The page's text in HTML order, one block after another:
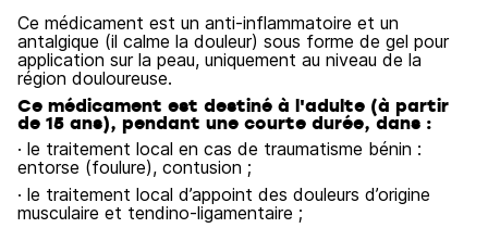
Ce médicament est un anti-inflammatoire et un
antalgique (il calme la douleur) sous forme de gel pour
application sur la peau, uniquement au niveau de la
région douloureuse.
Ce médicament est destiné à l'adulte (à partir
de 15 ans), pendant une courte durée, dans :
· le traitement local en cas de traumatisme bénin :
entorse (foulure), contusion ;
· le traitement local d’appoint des douleurs d’origine
musculaire et tendino-ligamentaire ;